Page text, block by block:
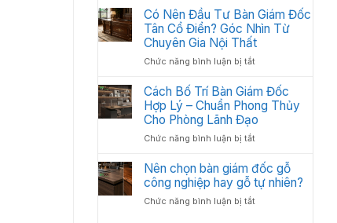
Tối
Ưu
Năm
2026
Bị
Trầy
Xước
Quả
Vệ
Sinh
Và
Bảo
Quản
Giám
Đốc
Luôn
Đẹp
Có Nên Đầu Tư Bàn Giám Đốc
Tân Cổ Điển? Góc Nhìn Từ
Chuyên Gia Nội Thất
Chức năng bình luận bị tắtở
Nên
Đầu
Tư
Bàn
Giám
Tân
Cổ
Góc
Cách Bố Trí Bàn Giám Đốc
Hợp Lý – Chuẩn Phong Thủy
Cho Phòng Lãnh Đạo
Chức năng bình luận bị tắtở
Bố
Trí
Bàn
Giám
Nên chọn bàn giám đốc gỗ
công nghiệp hay gỗ tự nhiên?
Chức năng bình luận bị tắtở